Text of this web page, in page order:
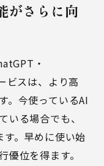
がさらに向
・
ビスは、より高
。今使っているAI
いる場合でも、
。早めに使い始
位を得ます。